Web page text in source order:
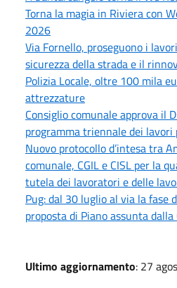
Torna la magia in Riviera con
2026
Via Fornello, proseguono i
sicurezza della strada e il
Polizia Locale, oltre 100 mila
attrezzature
Consiglio comunale approva il
programma triennale dei lavori
Nuovo protocollo d’intesa tra
comunale, CGIL e CISL per la
tutela dei lavoratori e delle
Pug: dal 30 luglio al via la fase
proposta di Piano assunta
Ultimo aggiornamento: 27